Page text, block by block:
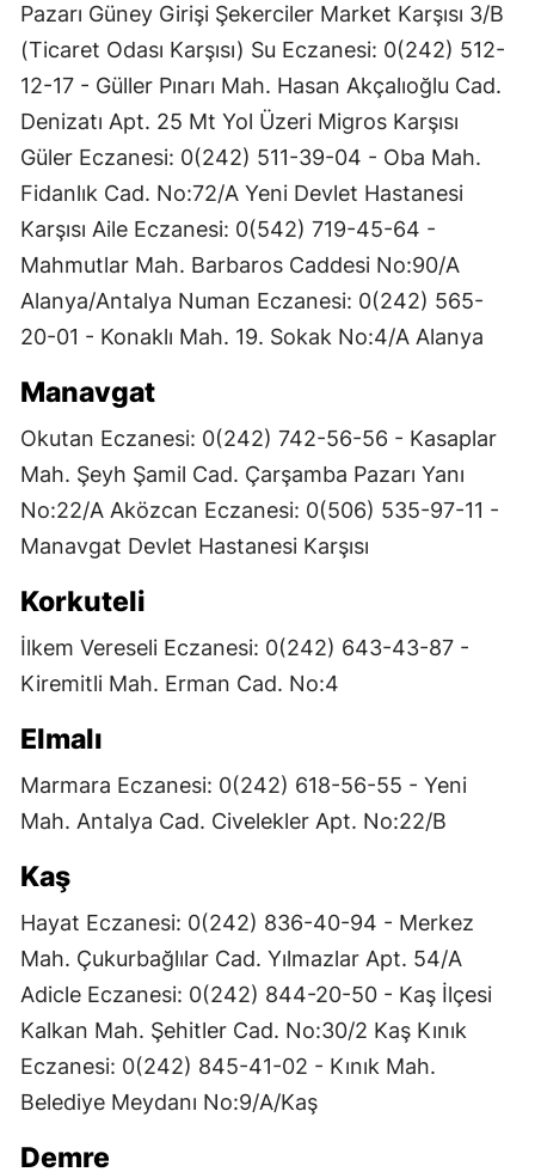
Pazarı Güney Girişi Şekerciler Market Karşısı 3/B
(Ticaret Odası Karşısı) Su Eczanesi: 0(242) 512-
12-17 - Güller Pınarı Mah. Hasan Akçalıoğlu Cad.
Denizatı Apt. 25 Mt Yol Üzeri Migros Karşısı
Güler Eczanesi: 0(242) 511-39-04 - Oba Mah.
Fidanlık Cad. No:72/A Yeni Devlet Hastanesi
Karşısı Aile Eczanesi: 0(542) 719-45-64 -
Mahmutlar Mah. Barbaros Caddesi No:90/A
Alanya/Antalya Numan Eczanesi: 0(242) 565-
20-01 - Konaklı Mah. 19. Sokak No:4/A Alanya
Manavgat
Okutan Eczanesi: 0(242) 742-56-56 - Kasaplar
Mah. Şeyh Şamil Cad. Çarşamba Pazarı Yanı
No:22/A Aközcan Eczanesi: 0(506) 535-97-11 -
Manavgat Devlet Hastanesi Karşısı
Korkuteli
İlkem Vereseli Eczanesi: 0(242) 643-43-87 -
Kiremitli Mah. Erman Cad. No:4
Elmalı
Marmara Eczanesi: 0(242) 618-56-55 - Yeni
Mah. Antalya Cad. Civelekler Apt. No:22/B
Kaş
Hayat Eczanesi: 0(242) 836-40-94 - Merkez
Mah. Çukurbağlılar Cad. Yılmazlar Apt. 54/A
Adicle Eczanesi: 0(242) 844-20-50 - Kaş İlçesi
Kalkan Mah. Şehitler Cad. No:30/2 Kaş Kınık
Eczanesi: 0(242) 845-41-02 - Kınık Mah.
Belediye Meydanı No:9/A/Kaş
Demre